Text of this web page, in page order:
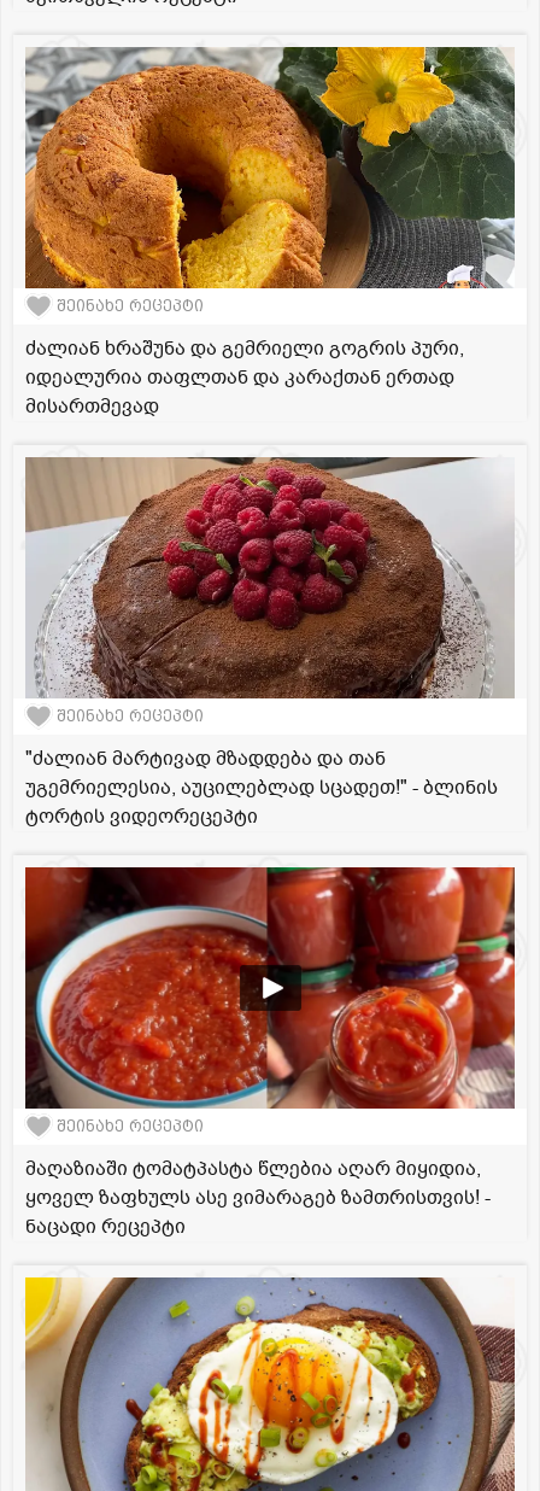
შეინახე რეცეპტი
ძალიან ხრაშუნა და გემრიელი გოგრის პური,
იდეალურია თაფლთან და კარაქთან ერთად
მისართმევად
შეინახე რეცეპტი
"ძალიან მარტივად მზადდება და თან
უგემრიელესია, აუცილებლად სცადეთ!" - ბლინის
ტორტის ვიდეორეცეპტი
შეინახე რეცეპტი
მაღაზიაში ტომატპასტა წლებია აღარ მიყიდია,
ყოველ ზაფხულს ასე ვიმარაგებ ზამთრისთვის! -
ნაცადი რეცეპტი